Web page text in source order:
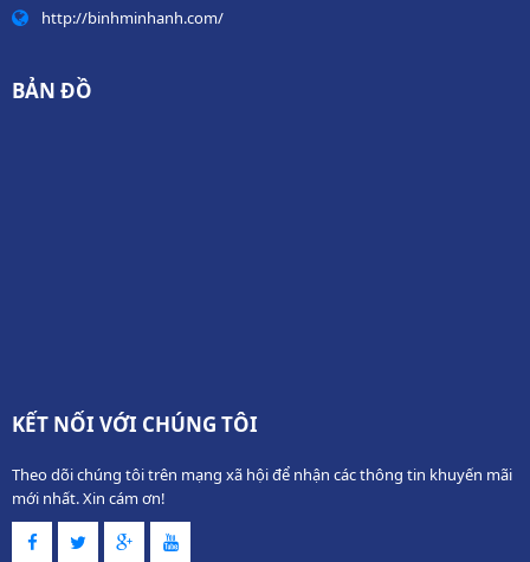
http://binhminhanh.com/
BẢN ĐỒ
KẾT NỐI VỚI CHÚNG TÔI
Theo dõi chúng tôi trên mạng xã hội để nhận các thông tin khuyến mãi
mới nhất. Xin cám ơn!